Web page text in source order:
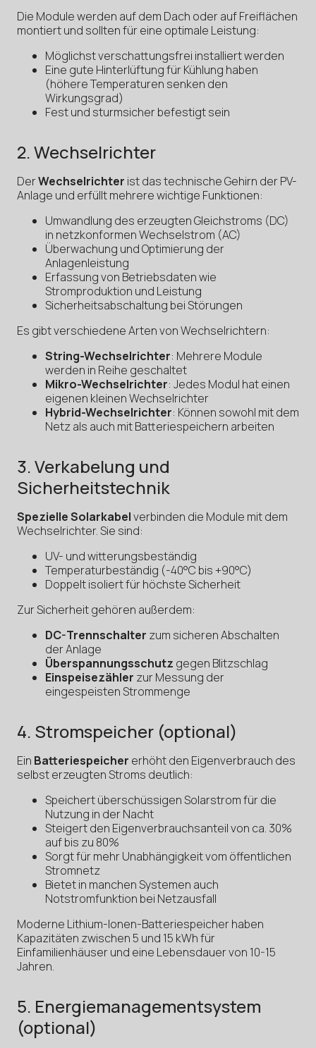
Die Module werden auf dem Dach oder auf Freiflächen
montiert und sollten für eine optimale Leistung:
Möglichst verschattungsfrei installiert werden
Eine gute Hinterlüftung für Kühlung haben
(höhere Temperaturen senken den
Wirkungsgrad)
Fest und sturmsicher befestigt sein
2. Wechselrichter
DerWechselrichter ist das technische Gehirn der PV-
Anlage und erfüllt mehrere wichtige Funktionen:
Umwandlung des erzeugten Gleichstroms (DC)
in netzkonformen Wechselstrom (AC)
Überwachung und Optimierung der
Anlagenleistung
Erfassung von Betriebsdaten wie
Stromproduktion und Leistung
Sicherheitsabschaltung bei Störungen
Es gibt verschiedene Arten von Wechselrichtern:
String-Wechselrichter: Mehrere Module
werden in Reihe geschaltet
Mikro-Wechselrichter: Jedes Modul hat einen
eigenen kleinen Wechselrichter
Hybrid-Wechselrichter: Können sowohl mit dem
Netz als auch mit Batteriespeichern arbeiten
3. Verkabelung und
Sicherheitstechnik
Spezielle Solarkabelverbinden die Module mit dem
Wechselrichter. Sie sind:
UV- und witterungsbeständig
Temperaturbeständig (-40°C bis +90°C)
Doppelt isoliert für höchste Sicherheit
Zur Sicherheit gehören außerdem:
DC-Trennschalter zum sicheren Abschalten
der Anlage
Überspannungsschutz gegen Blitzschlag
Einspeisezähler zur Messung der
eingespeisten Strommenge
4. Stromspeicher (optional)
Ein Batteriespeicher erhöht den Eigenverbrauch des
selbst erzeugten Stroms deutlich:
Speichert überschüssigen Solarstrom für die
Nutzung in der Nacht
Steigert den Eigenverbrauchsanteil von ca. 30%
auf bis zu 80%
Sorgt für mehr Unabhängigkeit vom öffentlichen
Stromnetz
Bietet in manchen Systemen auch
Notstromfunktion bei Netzausfall
Moderne Lithium-Ionen-Batteriespeicher haben
Kapazitäten zwischen 5 und 15 kWh für
Einfamilienhäuser und eine Lebensdauer von 10-15
Jahren.
5. Energiemanagementsystem
(optional)